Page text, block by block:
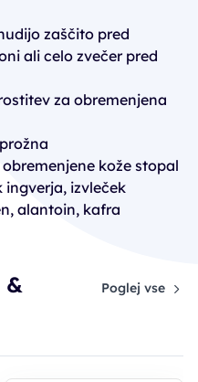
zaščito pred
ali celo zvečer pred
za obremenjena
kože stopal
ingverja, izvleček
alantoin, kafra
&
Poglej vse